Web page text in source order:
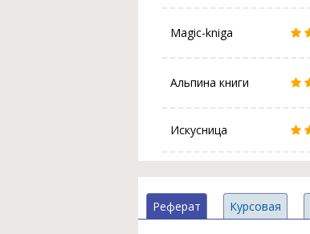
Magic-kniga
Альпина книги
Искусница
Реферат Курсовая